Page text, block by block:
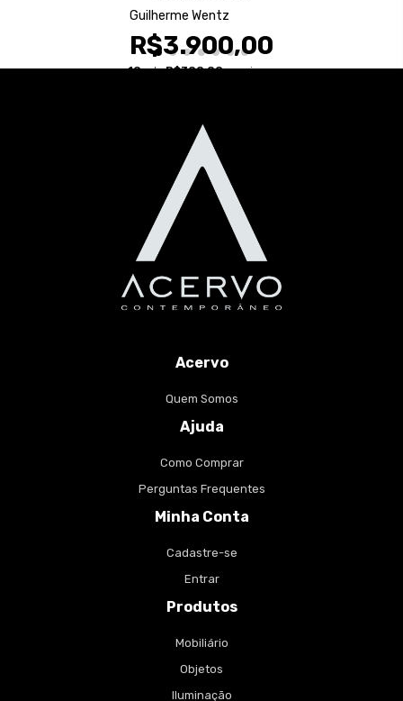
Guilherme Wentz
R$3.900,00
10x deR$390,00sem juros
Acervo
Quem Somos
Ajuda
Como Comprar
Perguntas Frequentes
Minha Conta
Cadastre-se
Entrar
Produtos
Mobiliário
Objetos
Iluminação